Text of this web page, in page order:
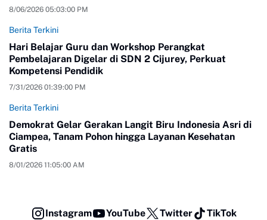
8/06/2026 05:03:00 PM
Berita Terkini
Hari Belajar Guru dan Workshop Perangkat
Pembelajaran Digelar di SDN 2 Cijurey, Perkuat
Kompetensi Pendidik
7/31/2026 01:39:00 PM
Berita Terkini
Demokrat Gelar Gerakan Langit Biru Indonesia Asri di
Ciampea, Tanam Pohon hingga Layanan Kesehatan
Gratis
8/01/2026 11:05:00 AM
Instagram YouTube Twitter TikTok